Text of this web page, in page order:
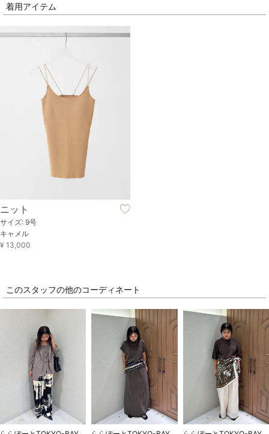
着用アイテム
ニット
サイズ: 9号
キャメル
¥ 13,000
このスタッフの他のコーディネート